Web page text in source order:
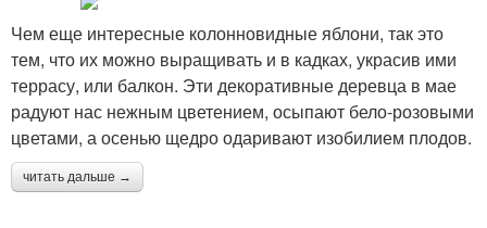
Чем еще интересные колонновидные яблони, так это
тем, что их можно выращивать и в кадках, украсив ими
террасу, или балкон. Эти декоративные деревца в мае
радуют нас нежным цветением, осыпают бело-розовыми
цветами, а осенью щедро одаривают изобилием плодов.
читать дальше →